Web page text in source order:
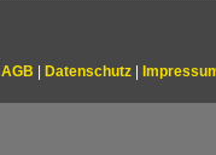
AGB Datenschutz